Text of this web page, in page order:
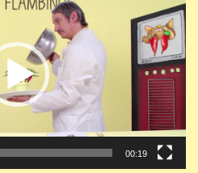
Player
00:19